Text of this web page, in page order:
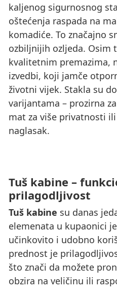
kaljenog sigurnosnog
oštećenja raspada na
komadiće. To značajno
ozbiljnijih ozljeda. Osim
kvalitetnim premazima,
izvedbi, koji jamče
životni vijek. Stakla su
varijantama – prozirna
mat za više privatnosti
naglasak.
Tuš kabine –
prilagodljivost
Tuš kabine su danas
elemenata u kupaonici
učinkovito i udobno
prednost je
što znači da možete
obzira na veličinu ili